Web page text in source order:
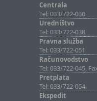
Centrala
Tel: 033/722-030
Uredništvo
Tel: 033/722-038
Pravna služba
Tel: 033/722-051
Računovodstvo
Tel: 033/722-045,
Pretplata
Tel: 033/722-054
Ekspedit